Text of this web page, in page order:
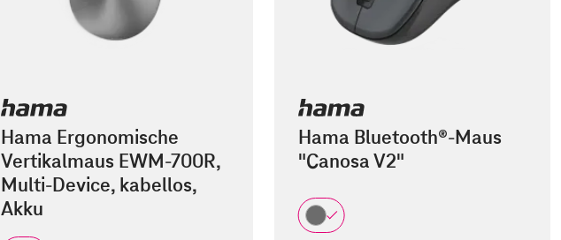
Hama Ergonomische
Vertikalmaus EWM-700R,
Multi-Device, kabellos,
Akku
Hama Bluetooth®-Maus
"Canosa V2"